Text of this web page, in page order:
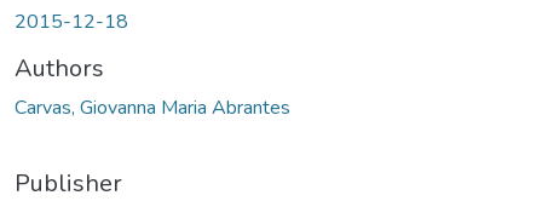
2015-12-18
Authors
Carvas, Giovanna Maria Abrantes
Publisher